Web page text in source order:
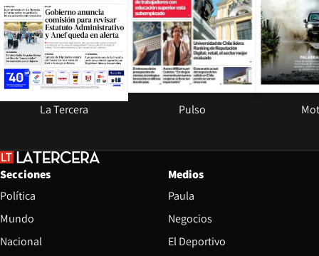
La Tercera Pulso
Secciones
Política
Mundo
Nacional
Medios
Paula
Negocios
El Deportivo